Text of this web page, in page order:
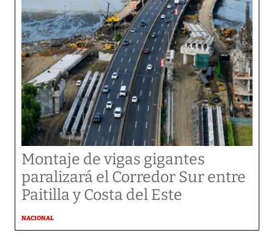
Montaje de vigas gigantes
paralizará el Corredor Sur entre
Paitilla y Costa del Este
NACIONAL